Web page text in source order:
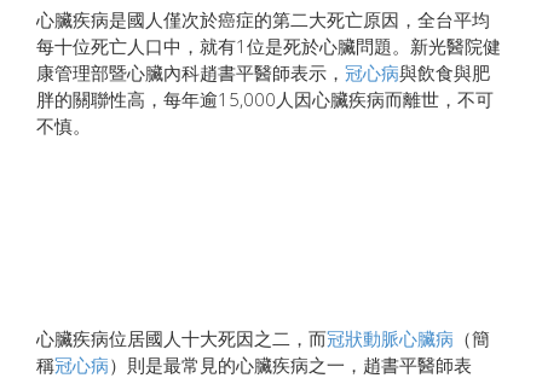
心臟疾病是國人僅次於癌症的第二大死亡原因，全台平均
每十位死亡人口中，就有1位是死於心臟問題。新光醫院健
康管理部暨心臟內科趙書平醫師表示， 冠心病與飲食與肥
胖的關聯性高，每年逾15,000人因心臟疾病而離世，不可
不慎。
心臟疾病位居國人十大死因之二，而冠狀動脈心臟病 （簡
稱冠心病）則是最常見的心臟疾病之一，趙書平醫師表